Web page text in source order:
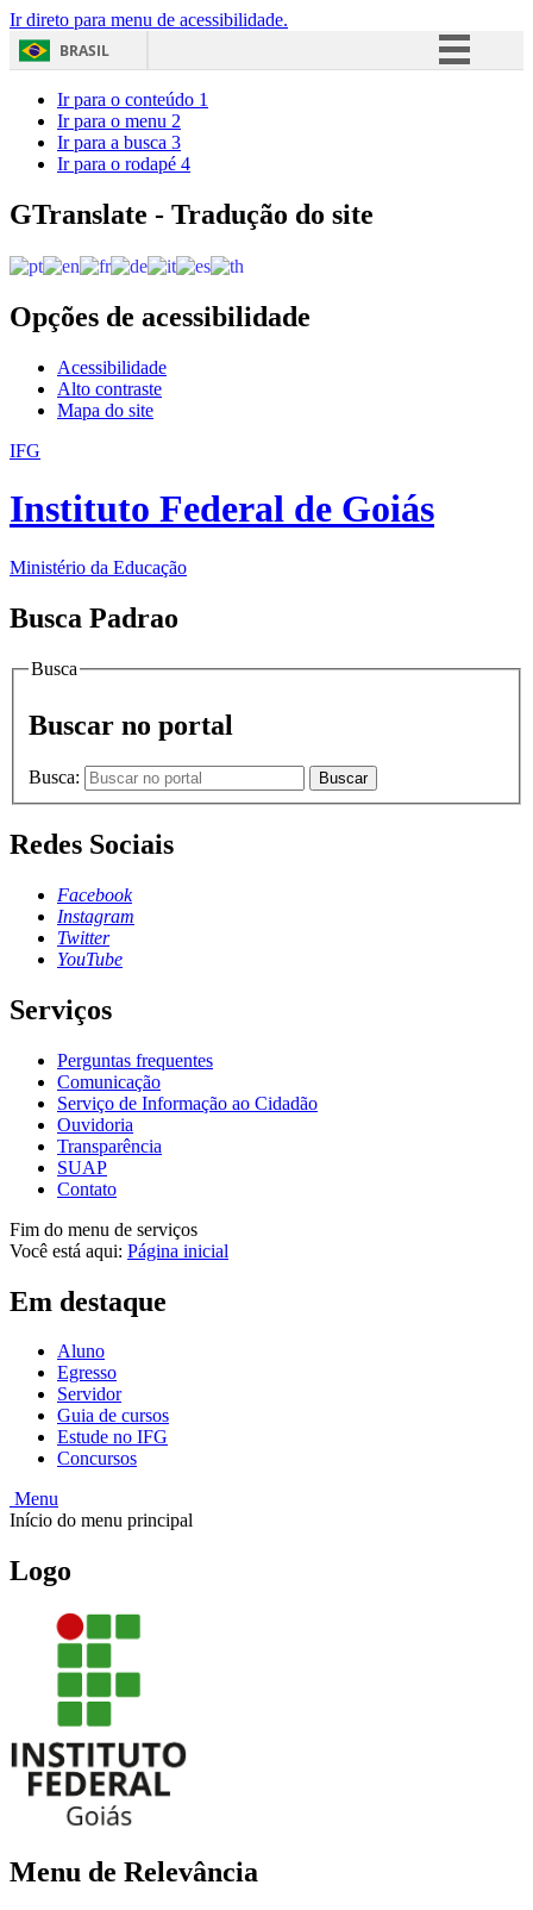
Ir direto para menu de acessibilidade.
BRASIL
Acesso à informação
Ir para o conteúdo 1
Ir para o menu 2
Ir para a busca 3
Ir para o rodapé 4
GTranslate - Tradução do site
Opções de acessibilidade
Acessibilidade
Alto contraste
Mapa do site
IFG
Instituto Federal de Goiás
Ministério da Educação
Busca Padrao
Busca
Buscar no portal
Busca: Buscar
Redes Sociais
Facebook
Instagram
Twitter
YouTube
Serviços
Perguntas frequentes
Comunicação
Serviço de Informação ao Cidadão
Ouvidoria
Transparência
SUAP
Contato
Fim do menu de serviços
Você está aqui: Página inicial
Em destaque
Aluno
Egresso
Servidor
Guia de cursos
Estude no IFG
Concursos
Menu
Início do menu principal
Logo
Menu de Relevância